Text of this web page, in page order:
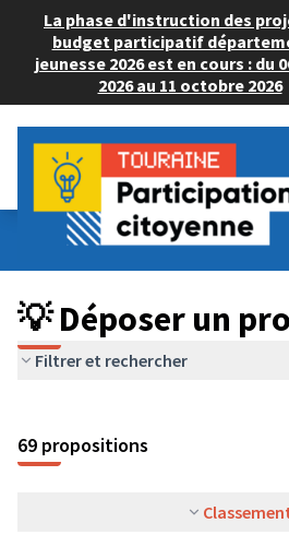
La phase d'instruction des
budget participatif
jeunesse 2026 est en cours : du
2026 au 11 octobre 2026
Budget Participatif ADULTE 2024
💡 Déposer un projet
💡 Déposer un
Filtrer et rechercher
69 propositions